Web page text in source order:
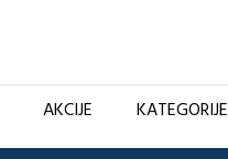
AKCIJE KATEGORIJE